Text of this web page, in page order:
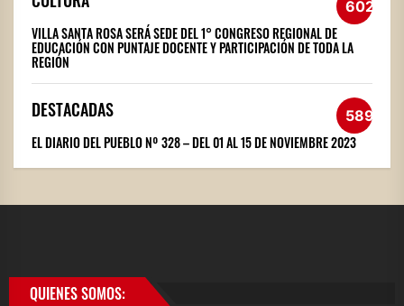
602
VILLA SANTA ROSA SERÁ SEDE DEL 1° CONGRESO REGIONAL DE
EDUCACIÓN CON PUNTAJE DOCENTE Y PARTICIPACIÓN DE TODA LA
REGIÓN
DESTACADAS 589
EL DIARIO DEL PUEBLO Nº 328 – DEL 01 AL 15 DE NOVIEMBRE 2023
QUIENES SOMOS: